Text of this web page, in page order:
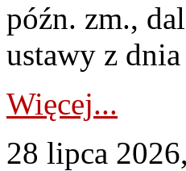
późn. zm.,
ustawy z
Więcej...
28 lipca